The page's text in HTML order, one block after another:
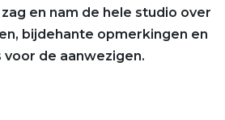
en nam de hele studio over
bijdehante opmerkingen en
voor de aanwezigen.